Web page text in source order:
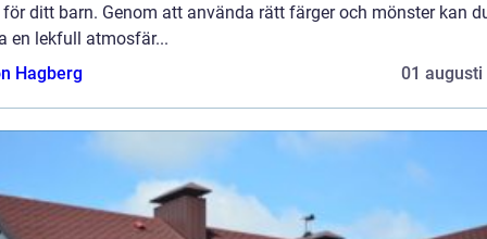
ditt barn. Genom att använda rätt färger och mönster kan
en lekfull atmosfär...
Hagberg
01 augusti